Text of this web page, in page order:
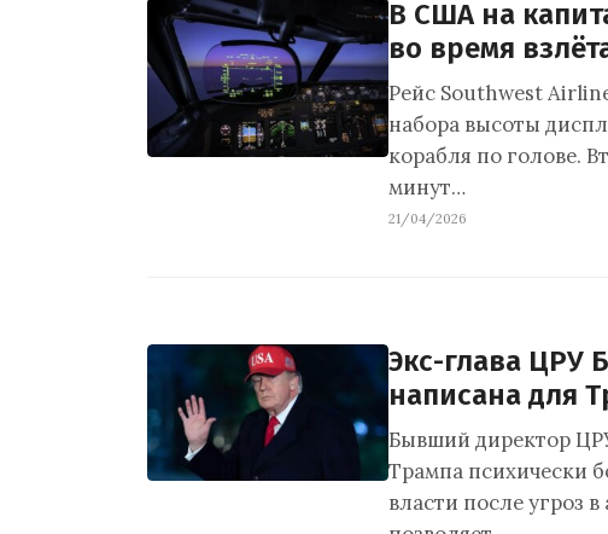
В США на
во время
Рейс Southwest
набора высоты
корабля по голове.
минут…
21/04/2026
Экс-глава ЦРУ
написана для
Бывший директор
Трампа психически
власти после угроз